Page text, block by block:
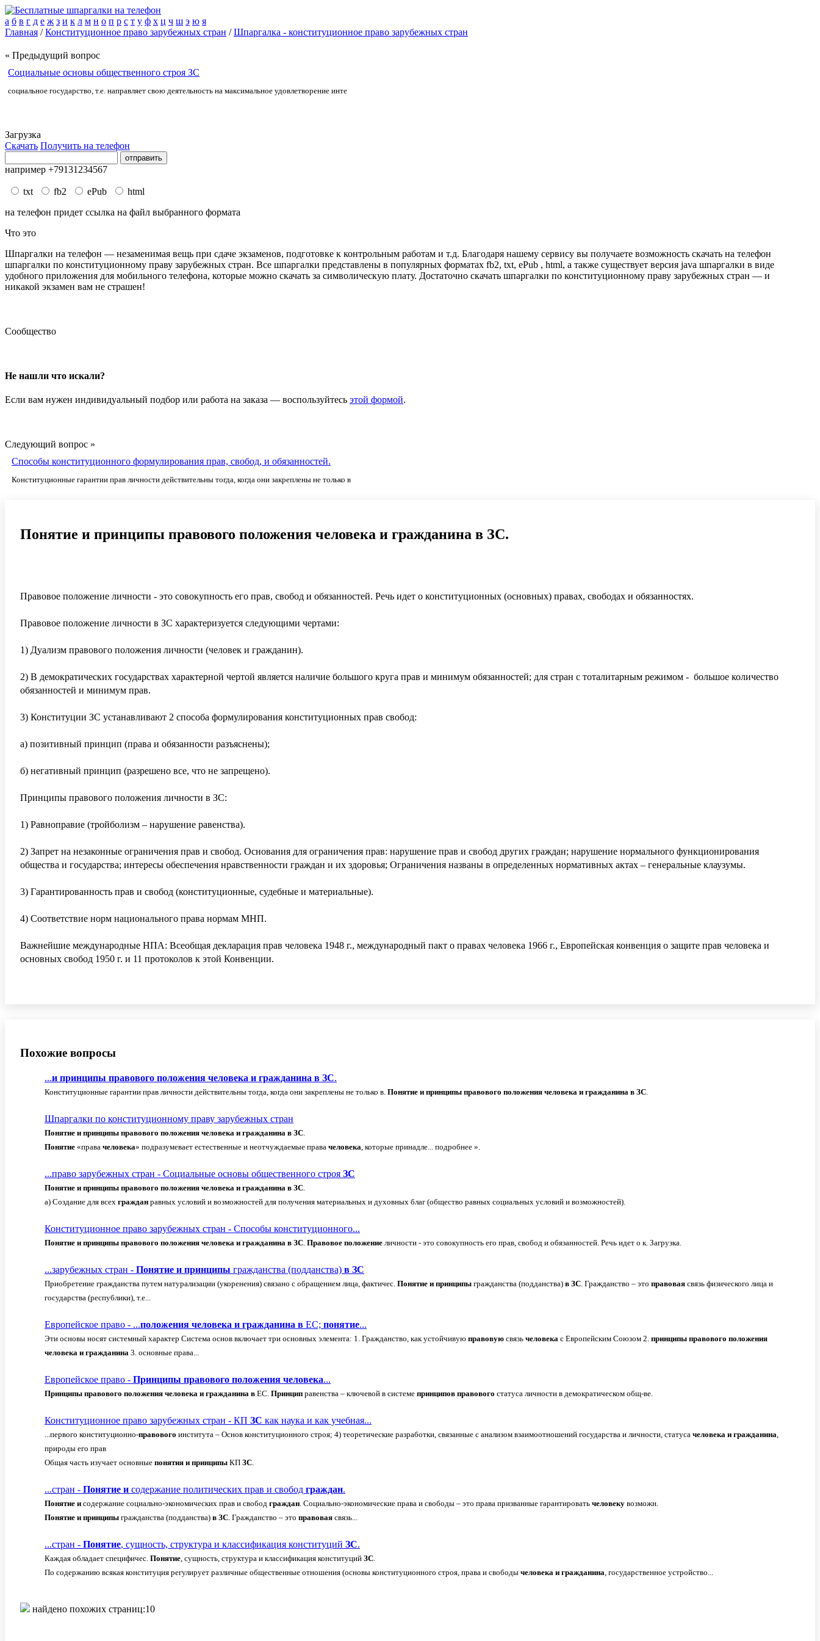
а б в г д е ж з и к л м н о п р с т у ф х ц ч ш э ю я
Главная /Конституционное право зарубежных стран /Шпаргалка - конституционное право зарубежных стран
« Предыдущий вопрос
Социальные основы общественного строя ЗС
социальное государство, т.е. направляет свою деятельность на максимальное удовлетворение инте
Загрузка
Скачать Получить на телефон
например +79131234567
txt fb2 ePub
html
на телефон придет ссылка на файл выбранного формата
Что это
Шпаргалки на телефон — незаменимая вещь при сдаче экзаменов, подготовке к контрольным работам и т.д. Благодаря нашему сервису вы получаете возможность скачать на телефон
шпаргалки по конституционному праву зарубежных стран. Все шпаргалки представлены в популярных форматах fb2, txt, ePub , html, а также существует версия java шпаргалки в виде
удобного приложения для мобильного телефона, которые можно скачать за символическую плату. Достаточно скачать шпаргалки по конституционному праву зарубежных стран — и
никакой экзамен вам не страшен!
Сообщество
Не нашли что искали?
Если вам нужен индивидуальный подбор или работа на заказа — воспользуйтесь этой формой.
Следующий вопрос »
Способы конституционного формулирования прав, свобод, и обязанностей.
Конституционные гарантии прав личности действительны тогда, когда они закреплены не только в
Понятие и принципы правового положения человека и гражданина в ЗС.
Правовое положение личности - это совокупность его прав, свобод и обязанностей. Речь идет о конституционных (основных) правах, свободах и обязанностях.
Правовое положение личности в ЗС характеризуется следующими чертами:
1) Дуализм правового положения личности (человек и гражданин).
2) В демократических государствах характерной чертой является наличие большого круга прав и минимум обязанностей; для стран с тоталитарным режимом - большое количество
обязанностей и минимум прав.
3) Конституции ЗС устанавливают 2 способа формулирования конституционных прав свобод:
а) позитивный принцип (права и обязанности разъяснены);
б) негативный принцип (разрешено все, что не запрещено).
Принципы правового положения личности в ЗС:
1) Равноправие (тройболизм – нарушение равенства).
2) Запрет на незаконные ограничения прав и свобод. Основания для ограничения прав: нарушение прав и свобод других граждан; нарушение нормального функционирования
общества и государства; интересы обеспечения нравственности граждан и их здоровья; Ограничения названы в определенных нормативных актах – генеральные клаузумы.
3) Гарантированность прав и свобод (конституционные, судебные и материальные).
4) Соответствие норм национального права нормам МНП.
Важнейшие международные НПА: Всеобщая декларация прав человека 1948 г., международный пакт о правах человека 1966 г., Европейская конвенция о защите прав человека и
основных свобод 1950 г. и 11 протоколов к этой Конвенции.
Похожие вопросы
...и принципы правового положения человека и гражданина в ЗС.
Конституционные гарантии прав личности действительны тогда, когда они закреплены не только в. Понятие и принципы правового положения человека и гражданина в ЗС
Шпаргалки по конституционному праву зарубежных стран
Понятие и принципы правового положения человека и гражданина в ЗС
Понятие «права человека» подразумевает естественные и неотчуждаемые права человека , которые принадле... подробнее ».
...право зарубежных стран - Социальные основы общественного строя ЗС
Понятие и принципы правового положения человека и гражданина в ЗС
а) Создание для всех граждан равных условий и возможностей для получения материальных и духовных благ (общество равных социальных условий и возможностей).
Конституционное право зарубежных стран - Способы конституционного...
Понятие и принципы правового положения человека и гражданина в ЗС Правовое положение личности - это совокупность его прав, свобод и обязанностей. Речь идет о к. Загрузка.
...зарубежных стран - Понятие и принципы гражданства (подданства) в ЗС
Приобретение гражданства путем натурализации (укоренения) связано с обращением лица, фактичес. Понятие и принципы гражданства (подданства) в ЗС . Гражданство – это правовая связь физического лица и
государства (республики), т.е...
Европейское право - ...положения человека и гражданина в ЕС; понятие...
Эти основы носят системный характер Система основ включает три основных элемента: 1. Гражданство, как устойчивую правовую связь человека с Европейским Союзом 2. принципы правового положения
человека и гражданина 3. основные права...
Европейское право - Принципы правового положения человека...
Принципы правового положения человека и гражданина в ЕС. Принцип равенства – ключевой в системе принципов правового статуса личности в демократическом общ-ве.
Конституционное право зарубежных стран - КП ЗС как наука и как учебная...
...первого конституционно-правового института – Основ конституционного строя; 4) теоретические разработки, связанные с анализом взаимоотношений государства и личности, статуса человека и гражданина
природы его прав
Общая часть изучает основные понятия и принципы КП ЗС
...стран - Понятие и содержание политических прав и свобод граждан.
Понятие и содержание социально-экономических прав и свобод граждан . Социально-экономические права и свободы – это права призванные гарантировать человеку возможн.
Понятие и принципы гражданства (подданства) в ЗС . Гражданство – это правовая связь...
...стран - Понятие, сущность, структура и классификация конституций ЗС.
Каждая обладает специфичес. Понятие , сущность, структура и классификация конституций ЗС
По содержанию всякая конституция регулирует различные общественные отношения (основы конституционного строя, права и свободы человека и гражданина , государственное устройство...
найдено похожих страниц:10